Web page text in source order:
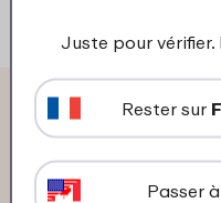
Ce que
propos de
Juste pour vérifier.
Rester sur
Passer à